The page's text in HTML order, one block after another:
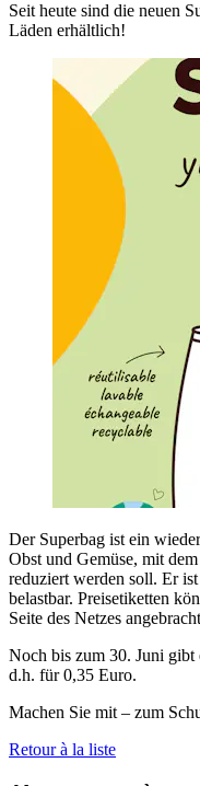
Seit heute sind die neuen
Läden erhältlich!
Der Superbag ist ein
Obst und Gemüse, mit
reduziert werden soll. Er
belastbar. Preisetiketten
Seite des Netzes
Noch bis zum 30. Juni gibt
d.h. für 0,35 Euro.
Machen Sie mit – zum
Retour à la liste